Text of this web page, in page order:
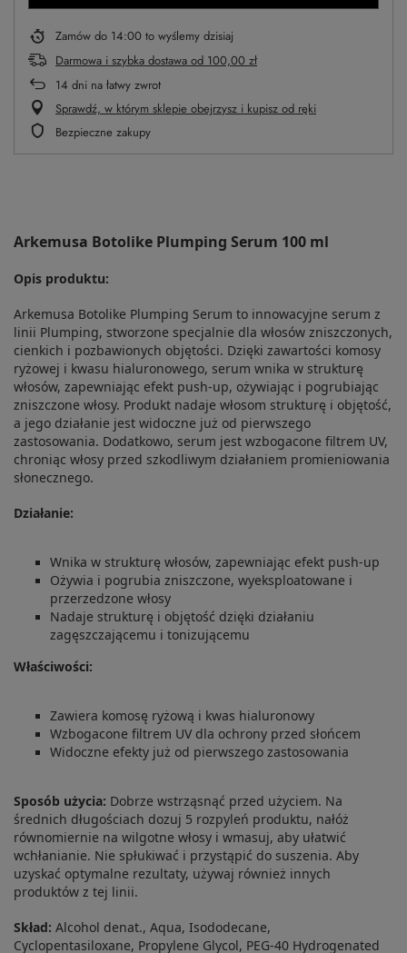
Zamów do 14:00 to wyślemy dzisiaj
Darmowa i szybka dostawa od 100,00 zł
14 dni na łatwy zwrot
Sprawdź, w którym sklepie obejrzysz i kupisz od ręki
Bezpieczne zakupy
Arkemusa Botolike Plumping Serum 100 ml
Opis produktu:
Arkemusa Botolike Plumping Serum to innowacyjne serum z
linii Plumping, stworzone specjalnie dla włosów zniszczonych,
cienkich i pozbawionych objętości. Dzięki zawartości komosy
ryżowej i kwasu hialuronowego, serum wnika w strukturę
włosów, zapewniając efekt push-up, ożywiając i pogrubiając
zniszczone włosy. Produkt nadaje włosom strukturę i objętość,
a jego działanie jest widoczne już od pierwszego
zastosowania. Dodatkowo, serum jest wzbogacone filtrem UV,
chroniąc włosy przed szkodliwym działaniem promieniowania
słonecznego.
Działanie:
Wnika w strukturę włosów, zapewniając efekt push-up
Ożywia i pogrubia zniszczone, wyeksploatowane i
przerzedzone włosy
Nadaje strukturę i objętość dzięki działaniu
zagęszczającemu i tonizującemu
Właściwości:
Zawiera komosę ryżową i kwas hialuronowy
Wzbogacone filtrem UV dla ochrony przed słońcem
Widoczne efekty już od pierwszego zastosowania
Sposób użycia: Dobrze wstrząsnąć przed użyciem. Na
średnich długościach dozuj 5 rozpyleń produktu, nałóż
równomiernie na wilgotne włosy i wmasuj, aby ułatwić
wchłanianie. Nie spłukiwać i przystąpić do suszenia. Aby
uzyskać optymalne rezultaty, używaj również innych
produktów z tej linii.
Skład: Alcohol denat., Aqua, Isododecane,
Cyclopentasiloxane, Propylene Glycol, PEG-40 Hydrogenated